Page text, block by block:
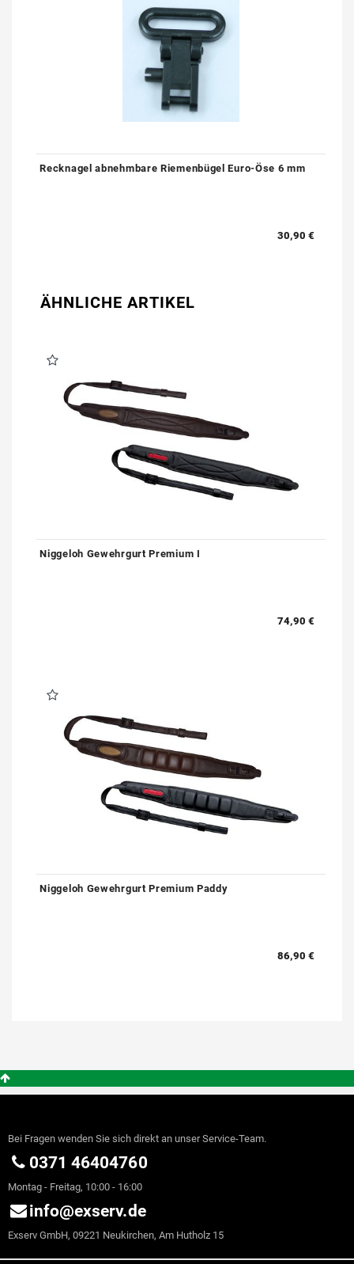
Recknagel abnehmbare Riemenbügel Euro-Öse 6 mm
30,90 €
ÄHNLICHE ARTIKEL
Niggeloh Gewehrgurt Premium I
74,90 €
Niggeloh Gewehrgurt Premium Paddy
86,90 €
Bei Fragen wenden Sie sich direkt an unser Service-Team.
0371 46404760
Montag - Freitag, 10:00 - 16:00
info@exserv.de
Exserv GmbH, 09221 Neukirchen, Am Hutholz 15